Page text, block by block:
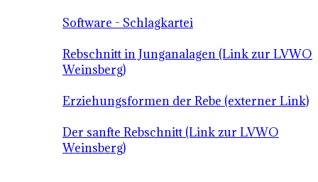
Software - Schlagkartei
Rebschnitt in Junganalagen (Link zur LVWO
Weinsberg)
Erziehungsformen der Rebe (externer Link)
Der sanfte Rebschnitt (Link zur LVWO
Weinsberg)